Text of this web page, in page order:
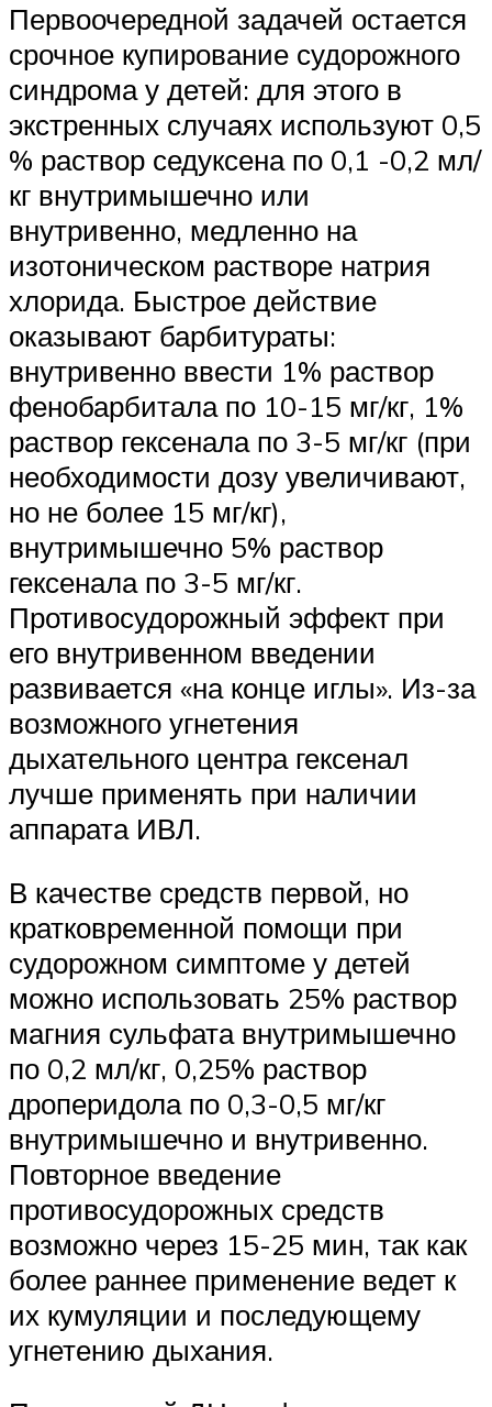
Первоочередной задачей остается
срочное купирование судорожного
синдрома у детей: для этого в
экстренных случаях используют 0,5
% раствор седуксена по 0,1 -0,2 мл/
кг внутримышечно или
внутривенно, медленно на
изотоническом растворе натрия
хлорида. Быстрое действие
оказывают барбитураты:
внутривенно ввести 1% раствор
фенобарбитала по 10-15 мг/кг, 1%
раствор гексенала по 3-5 мг/кг (при
необходимости дозу увеличивают,
но не более 15 мг/кг),
внутримышечно 5% раствор
гексенала по 3-5 мг/кг.
Противосудорожный эффект при
его внутривенном введении
развивается «на конце иглы». Из-за
возможного угнетения
дыхательного центра гексенал
лучше применять при наличии
аппарата ИВЛ.
В качестве средств первой, но
кратковременной помощи при
судорожном симптоме у детей
можно использовать 25% раствор
магния сульфата внутримышечно
по 0,2 мл/кг, 0,25% раствор
дроперидола по 0,3-0,5 мг/кг
внутримышечно и внутривенно.
Повторное введение
противосудорожных средств
возможно через 15-25 мин, так как
более раннее применение ведет к
их кумуляции и последующему
угнетению дыхания.